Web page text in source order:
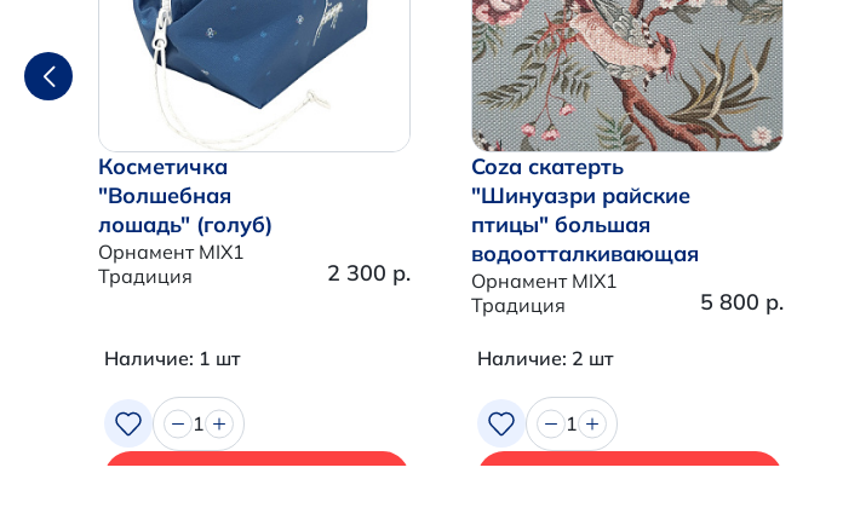
Косметичка
"Волшебная
лошадь" (голуб)
Орнамент MIX1
Традиция
2 300 р.
Наличие: 1 шт
1
Coza скатерть
"Шинуазри райские
птицы" большая
водоотталкивающая
Орнамент MIX1
Традиция
5 800 р.
Наличие: 2 шт
1